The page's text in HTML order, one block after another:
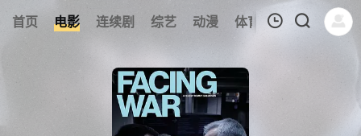
首页 电影 连续剧 综艺 动漫 体育 今日更新
245
热